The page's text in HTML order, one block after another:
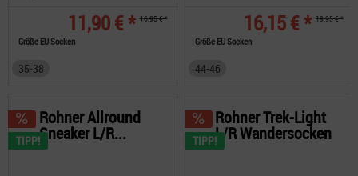
11,90 € * 16,95 € *
Größe EU Socken
35-38
16,15 € * 19,95 € *
Größe EU Socken
44-46
TIPP!
Rohner Allround
Sneaker L/R... TIPP!
Rohner Trek-Light
L/R Wandersocken